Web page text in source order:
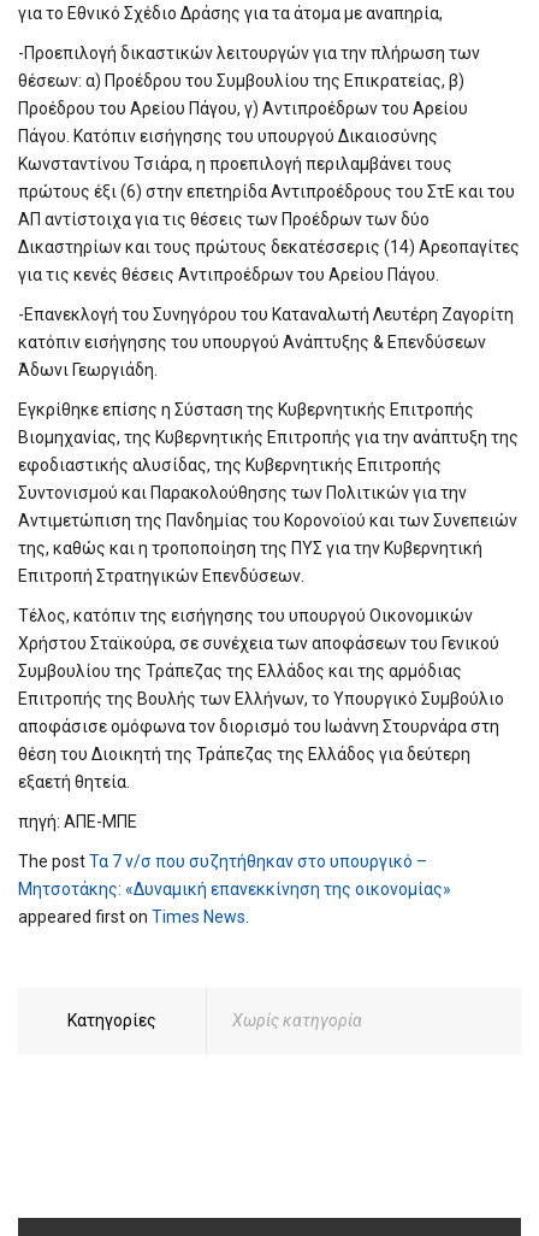
για το Εθνικό Σχέδιο Δράσης για τα άτομα με αναπηρία,
-Προεπιλογή δικαστικών λειτουργών για την πλήρωση των
θέσεων: α) Προέδρου του Συμβουλίου της Επικρατείας, β)
Προέδρου του Αρείου Πάγου, γ) Αντιπροέδρων του Αρείου
Πάγου. Κατόπιν εισήγησης του υπουργού Δικαιοσύνης
Κωνσταντίνου Τσιάρα, η προεπιλογή περιλαμβάνει τους
πρώτους έξι (6) στην επετηρίδα Αντιπροέδρους του ΣτΕ και του
ΑΠ αντίστοιχα για τις θέσεις των Προέδρων των δύο
Δικαστηρίων και τους πρώτους δεκατέσσερις (14) Αρεοπαγίτες
για τις κενές θέσεις Αντιπροέδρων του Αρείου Πάγου.
-Επανεκλογή του Συνηγόρου του Καταναλωτή Λευτέρη Ζαγορίτη
κατόπιν εισήγησης του υπουργού Ανάπτυξης & Επενδύσεων
Άδωνι Γεωργιάδη.
Εγκρίθηκε επίσης η Σύσταση της Κυβερνητικής Επιτροπής
Βιομηχανίας, της Κυβερνητικής Επιτροπής για την ανάπτυξη της
εφοδιαστικής αλυσίδας, της Κυβερνητικής Επιτροπής
Συντονισμού και Παρακολούθησης των Πολιτικών για την
Αντιμετώπιση της Πανδημίας του Κορονοϊού και των Συνεπειών
της, καθώς και η τροποποίηση της ΠΥΣ για την Κυβερνητική
Επιτροπή Στρατηγικών Επενδύσεων.
Τέλος, κατόπιν της εισήγησης του υπουργού Οικονομικών
Χρήστου Σταϊκούρα, σε συνέχεια των αποφάσεων του Γενικού
Συμβουλίου της Τράπεζας της Ελλάδος και της αρμόδιας
Επιτροπής της Βουλής των Ελλήνων, το Υπουργικό Συμβούλιο
αποφάσισε ομόφωνα τον διορισμό του Ιωάννη Στουρνάρα στη
θέση του Διοικητή της Τράπεζας της Ελλάδος για δεύτερη
εξαετή θητεία.
πηγή: ΑΠΕ-ΜΠΕ
The postΤα 7 ν/σ που συζητήθηκαν στο υπουργικό –
Μητσοτάκης: «Δυναμική επανεκκίνηση της οικονομίας»
appeared first on Times News.
Κατηγορίες Χωρίς κατηγορία